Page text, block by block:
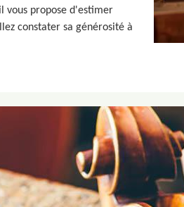
vous propose d'estimer
constater sa générosité à